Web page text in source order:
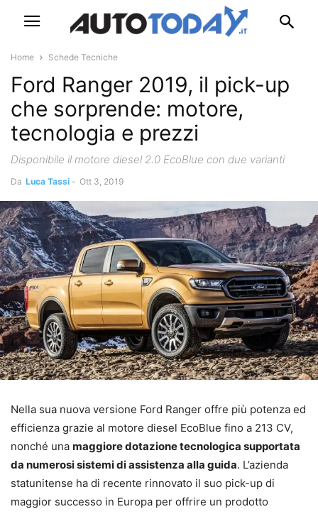
Home Schede Tecniche
Ford Ranger 2019, il pick-up
che sorprende: motore,
tecnologia e prezzi
Disponibile il motore diesel 2.0 EcoBlue con due varianti
Da Luca Tassi - Ott 3, 2019
Nella sua nuova versione Ford Ranger offre più potenza ed
efficienza grazie al motore diesel EcoBlue fino a 213 CV,
nonché una maggiore dotazione tecnologica supportata
da numerosi sistemi di assistenza alla guida. L’azienda
statunitense ha di recente rinnovato il suo pick-up di
maggior successo in Europa per offrire un prodotto